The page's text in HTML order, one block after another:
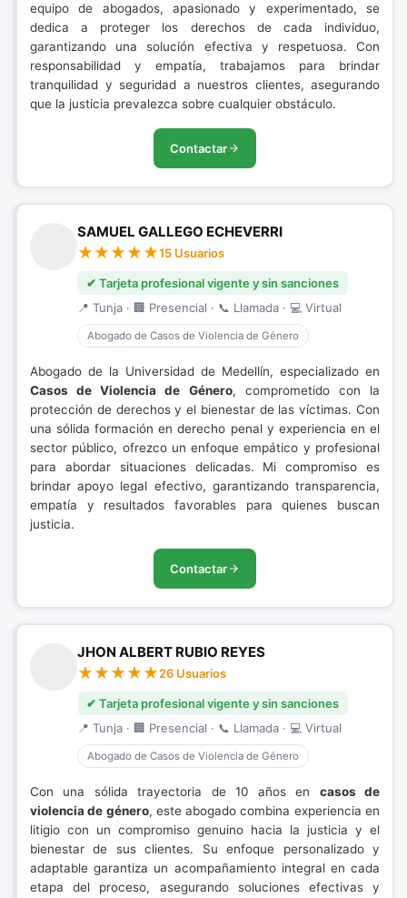
equipo de abogados, apasionado y experimentado, se
dedica a proteger los derechos de cada individuo,
garantizando una solución efectiva y respetuosa. Con
responsabilidad y empatía, trabajamos para brindar
tranquilidad y seguridad a nuestros clientes, asegurando
que la justicia prevalezca sobre cualquier obstáculo.
Contactar
SAMUEL GALLEGO ECHEVERRI
15 Usuarios
✔ Tarjeta profesional vigente y sin sanciones
📍 Tunja · 🏢 Presencial · 📞 Llamada · 💻 Virtual
Abogado de Casos de Violencia de Género
Abogado de la Universidad de Medellín, especializado en
Casos de Violencia de Género, comprometido con la
protección de derechos y el bienestar de las víctimas. Con
una sólida formación en derecho penal y experiencia en el
sector público, ofrezco un enfoque empático y profesional
para abordar situaciones delicadas. Mi compromiso es
brindar apoyo legal efectivo, garantizando transparencia,
empatía y resultados favorables para quienes buscan
justicia.
Contactar
JHON ALBERT RUBIO REYES
26 Usuarios
✔ Tarjeta profesional vigente y sin sanciones
📍 Tunja · 🏢 Presencial · 📞 Llamada · 💻 Virtual
Abogado de Casos de Violencia de Género
Con una sólida trayectoria de 10 años en casos de
violencia de género, este abogado combina experiencia en
litigio con un compromiso genuino hacia la justicia y el
bienestar de sus clientes. Su enfoque personalizado y
adaptable garantiza un acompañamiento integral en cada
etapa del proceso, asegurando soluciones efectivas y